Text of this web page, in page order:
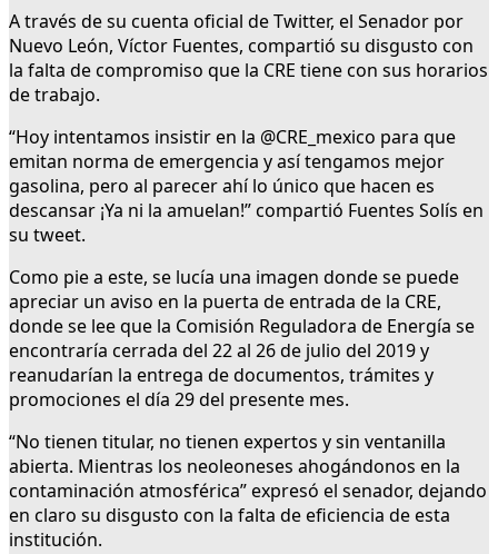
A través de su cuenta oficial de Twitter, el Senador por
Nuevo León, Víctor Fuentes, compartió su disgusto con
la falta de compromiso que la CRE tiene con sus horarios
de trabajo.
“Hoy intentamos insistir en la @CRE_mexico para que
emitan norma de emergencia y así tengamos mejor
gasolina, pero al parecer ahí lo único que hacen es
descansar ¡Ya ni la amuelan!” compartió Fuentes Solís en
su tweet.
Como pie a este, se lucía una imagen donde se puede
apreciar un aviso en la puerta de entrada de la CRE,
donde se lee que la Comisión Reguladora de Energía se
encontraría cerrada del 22 al 26 de julio del 2019 y
reanudarían la entrega de documentos, trámites y
promociones el día 29 del presente mes.
“No tienen titular, no tienen expertos y sin ventanilla
abierta. Mientras los neoleoneses ahogándonos en la
contaminación atmosférica” expresó el senador, dejando
en claro su disgusto con la falta de eficiencia de esta
institución.